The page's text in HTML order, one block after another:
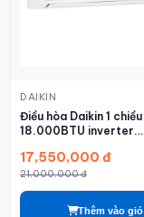
DAIKIN
Điều hòa Daikin 1 chiều
18.000BTU inverter
17,550,000 đ
21,000,000 đ
Thêm vào giỏ